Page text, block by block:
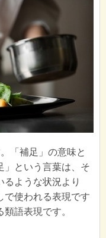
「補足」の意味と
」という言葉は、そ
ような状況より
で使われる表現です
語表現です。